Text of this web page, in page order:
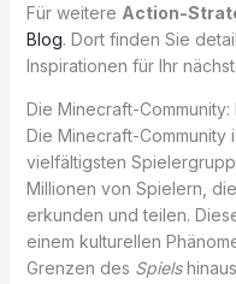
Für weitere Action-
Blog. Dort finden Sie
Inspirationen für Ihr
Die Minecraft-
Die Minecraft-Community
vielfältigsten
Millionen von Spielern,
erkunden und teilen.
einem kulturellen
Grenzen des Spiels